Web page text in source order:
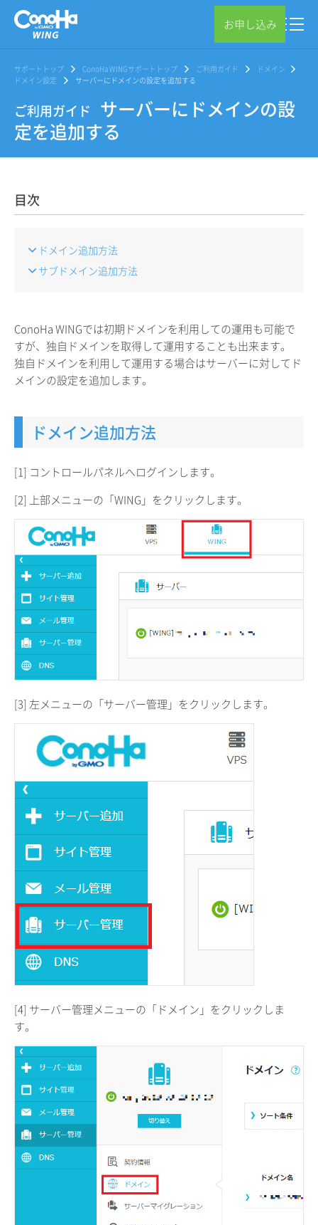
お申し込み
サポートトップ ConoHa WINGサポートトップ ご利用ガイド
ドメイン
ドメイン設定
サーバーにドメインの設定を追加する
ご利用ガイド サーバーにドメインの設
定を追加する
目次
ドメイン追加方法
サブドメイン追加方法
ConoHa WINGでは初期ドメインを利用しての運用も可能で
すが、独自ドメインを取得して運用することも出来ます。
独自ドメインを利用して運用する場合はサーバーに対してド
メインの設定を追加します。
ドメイン追加方法
[1] コントロールパネルへログインします。
[2] 上部メニューの「WING」をクリックします。
[3] 左メニューの「サーバー管理」をクリックします。
[4] サーバー管理メニューの「ドメイン」をクリックしま
す。